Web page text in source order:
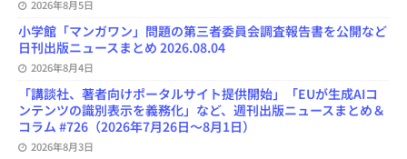
2026年8月5日
小学館「マンガワン」問題の第三者委員会調査報告書を公開など
日刊出版ニュースまとめ 2026.08.04
2026年8月4日
「講談社、著者向けポータルサイト提供開始」「EUが生成AIコ
ンテンツの識別表示を義務化」など、週刊出版ニュースまとめ＆
コラム #726（2026年7月26日～8月1日）
2026年8月3日